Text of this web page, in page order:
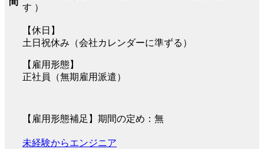
す ）
【休日】
土日祝休み（会社カレンダーに準ずる）
【雇用形態】
正社員（無期雇用派遣）
【雇用形態補足】期間の定め：無
未経験からエンジニア